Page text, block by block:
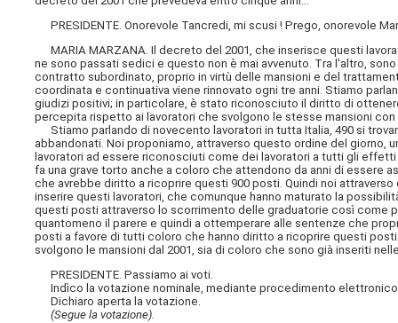
PRESIDENTE. Onorevole Tancredi, mi scusi ! Prego, onorevole
MARIA MARZANA. Il decreto del 2001, che inserisce questi
ne sono passati sedici e questo non è mai avvenuto. Tra l'altro,
contratto subordinato, proprio in virtù delle mansioni e del
coordinata e continuativa viene rinnovato ogni tre anni. Stiamo
giudizi positivi; in particolare, è stato riconosciuto il diritto di
percepita rispetto ai lavoratori che svolgono le stesse mansioni
Stiamo parlando di novecento lavoratori in tutta Italia, 490 si
abbandonati. Noi proponiamo, attraverso questo ordine del
lavoratori ad essere riconosciuti come dei lavoratori a tutti gli
fa una grave torto anche a coloro che attendono da anni di essere
che avrebbe diritto a ricoprire questi 900 posti. Quindi noi
inserire questi lavoratori, che comunque hanno maturato la
questi posti attraverso lo scorrimento delle graduatorie così come
quantomeno il parere e quindi a ottemperare alle sentenze che
posti a favore di tutti coloro che hanno diritto a ricoprire questi
svolgono le mansioni dal 2001, sia di coloro che sono già inseriti
PRESIDENTE. Passiamo ai voti.
Indìco la votazione nominale, mediante procedimento
Dichiaro aperta la votazione.
(Segue la votazione).